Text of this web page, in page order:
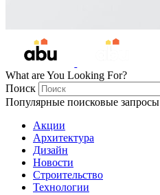
What are You Looking For?
Поиск
Популярные поисковые запросы
Акции
Архитектура
Дизайн
Новости
Строительство
Технологии